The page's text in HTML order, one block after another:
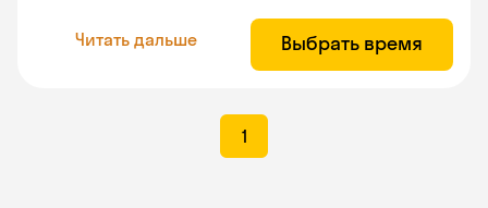
Читать дальше Выбрать время
1